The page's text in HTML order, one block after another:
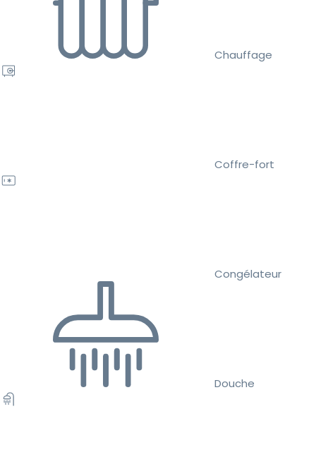
Chauffage
Coffre-fort
Congélateur
Douche